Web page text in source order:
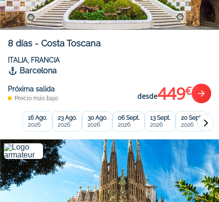
8 días - Costa Toscana
ITALIA, FRANCIA
Barcelona
Próxima salida
Precio más bajo desde449€
16 Ago.
2026
23 Ago.
2026
30 Ago.
2026
06 Sept.
2026
13 Sept.
2026
20 Sept.
2026